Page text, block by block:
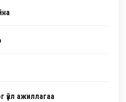
үйл ажиллагаа